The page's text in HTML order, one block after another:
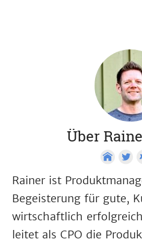
Über
Rainer ist
Begeisterung für gute,
wirtschaftlich
leitet als CPO die